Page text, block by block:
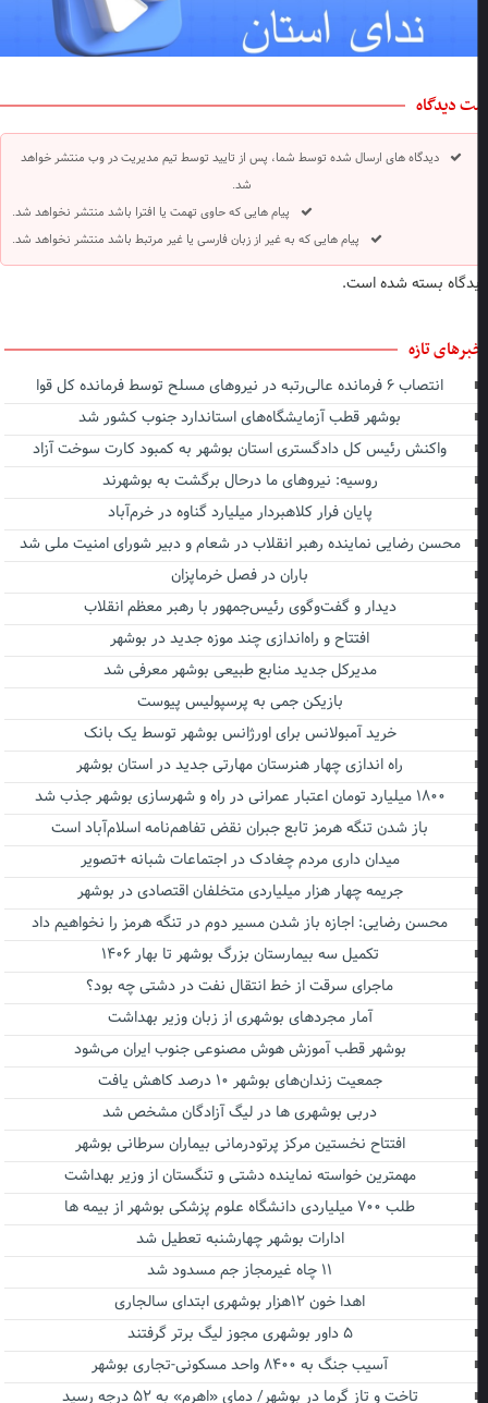
دیدگاه
دیدگاه های ارسال شده توسط شما، پس از تایید توسط تیم مدیریت در وب منتشر خواهد
شد.
پیام هایی که حاوی تهمت یا افترا باشد منتشر نخواهد شد.
پیام هایی که به غیر از زبان فارسی یا غیر مرتبط باشد منتشر نخواهد شد.
بسته شده است.
تازه
انتصاب ۶ فرمانده عالی‌رتبه در نیروهای مسلح توسط فرمانده کل قوا
بوشهر قطب آزمایشگاه‌های استاندارد جنوب کشور شد
واکنش رئیس کل دادگستری استان بوشهر به کمبود کارت سوخت آزاد
روسیه: نیروهای ما درحال برگشت به بوشهرند
پایان فرار کلاهبردار میلیارد گناوه در خرم‌آباد
محسن رضایی نماینده رهبر انقلاب در شعام و دبیر شورای امنیت ملی شد
باران در فصل خرماپزان
دیدار و گفت‌وگوی رئیس‌جمهور با رهبر معظم انقلاب
افتتاح و راه‌اندازی چند موزه جدید در بوشهر
مدیرکل جدید منابع طبیعی بوشهر معرفی شد
بازیکن جمی به پرسپولیس پیوست
خرید آمبولانس برای اورژانس بوشهر توسط یک بانک
راه اندازی چهار هنرستان مهارتی جدید در استان بوشهر
۱۸۰۰ میلیارد تومان اعتبار عمرانی در راه و شهرسازی بوشهر جذب شد
باز شدن تنگه هرمز تابع جبران نقض تفاهم‌نامه اسلام‌آباد است
میدان داری مردم چغادک در اجتماعات شبانه +تصویر
جریمه چهار هزار میلیاردی متخلفان اقتصادی در بوشهر
محسن رضایی: اجازه باز شدن مسیر دوم در تنگه هرمز را نخواهیم داد
تکمیل سه بیمارستان بزرگ بوشهر تا بهار ۱۴۰۶
ماجرای سرقت از خط انتقال نفت در دشتی چه بود؟
آمار مجردهای بوشهری از زبان وزیر بهداشت
بوشهر قطب آموزش هوش مصنوعی جنوب ایران می‌شود
جمعیت زندان‌های بوشهر ۱۰ درصد کاهش یافت
دربی بوشهری ها در لیگ آزادگان مشخص شد
افتتاح نخستین مرکز پرتودرمانی بیماران سرطانی بوشهر
مهمترین خواسته نماینده دشتی و تنگستان از وزیر بهداشت
طلب ۷۰۰ میلیاردی دانشگاه علوم پزشکی بوشهر از بیمه ها
ادارات بوشهر چهارشنبه تعطیل شد
اهدا خون ۱۲هزار بوشهری ابتدای سالجاری
آسیب جنگ به ۸۴۰۰ واحد مسکونی-تجاری بوشهر
تاخت و تاز گرما در بوشهر/ دمای «اهرم» به ۵۲ درجه رسید